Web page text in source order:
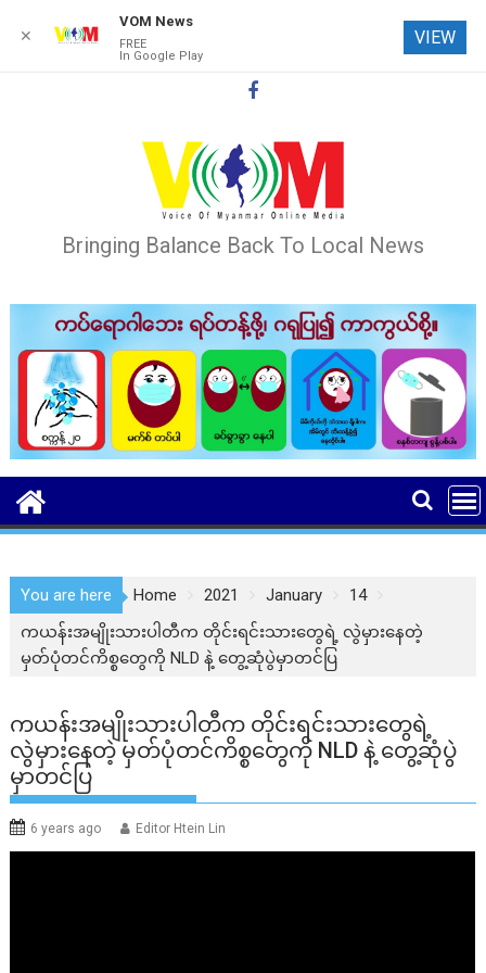
Bringing Balance Back To Local News
You are here Home 2021 January
14
ကယန်းအမျိုးသားပါတီက တိုင်းရင်းသားတွေရဲ့ လွဲမှားနေတဲ့
မှတ်ပုံတင်ကိစ္စတွေကို NLD နဲ့ တွေ့ဆုံပွဲမှာတင်ပြ
ကယန်းအမျိုးသားပါတီက တိုင်းရင်းသားတွေရဲ့
လွဲမှားနေတဲ့ မှတ်ပုံတင်ကိစ္စတွေကို NLD နဲ့ တွေ့ဆုံပွဲ
မှာတင်ပြ
6 years ago Editor Htein Lin
✕
VOM News
FREE
In Google Play
VIEW